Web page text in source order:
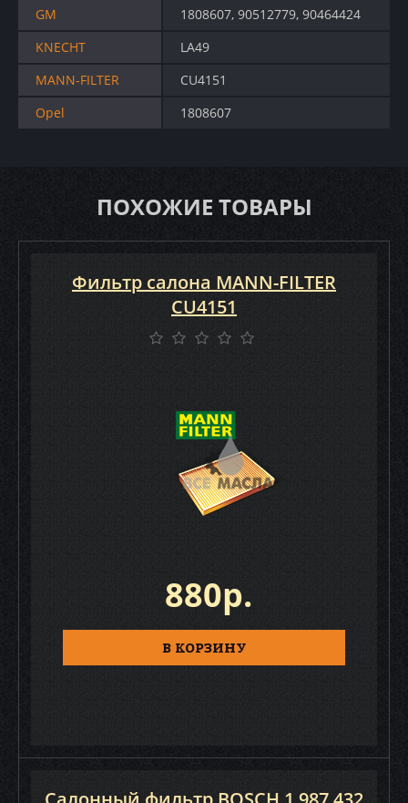
GM
1808607, 90512779, 90464424
KNECHT
LA49
MANN-FILTER
CU4151
Opel
1808607
ПОХОЖИЕ ТОВАРЫ
Фильтр салона MANN-FILTER
CU4151
880р.
В КОРЗИНУ